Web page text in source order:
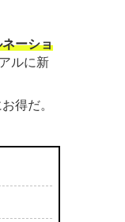
ーショ
ルに新
得だ。